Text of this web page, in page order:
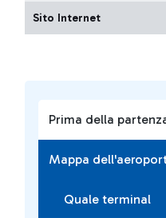
Prima della
Mappa
Quale terminal
Sito Internet